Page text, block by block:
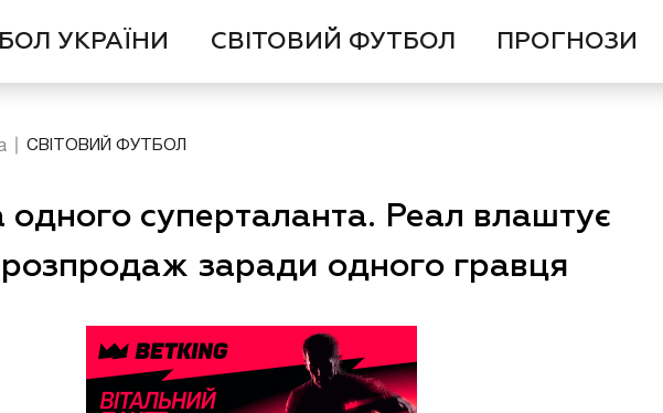
УКРАЇНИ СВІТОВИЙ ФУТБОЛ ПРОГНОЗИ
СВІТОВИЙ ФУТБОЛ
одного суперталанта. Реал влаштує
заради одного гравця